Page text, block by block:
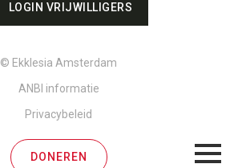
DONEREN
LOGIN VRIJWILLIGERS
© Ekklesia Amsterdam
ANBI informatie
Privacybeleid